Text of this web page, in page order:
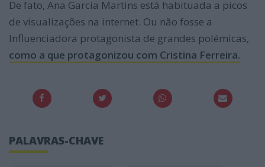
De fato, Ana Garcia Martins está habituada a picos
de visualizações na internet. Ou não fosse a
Influenciadora protagonista de grandes polémicas,
como a que protagonizou com Cristina Ferreira.
PALAVRAS-CHAVE